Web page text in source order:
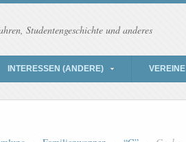
Studentengeschichte und anderes
INTERESSEN (ANDERE) VEREINE